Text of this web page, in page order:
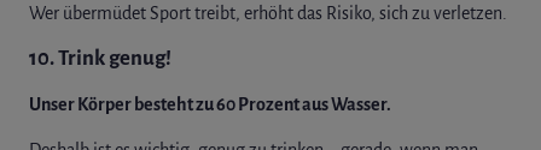
Wer übermüdet Sport treibt, erhöht das Risiko, sich zu verletzen.
10.Trink genug!
Unser Körper besteht zu 60 Prozent aus Wasser.